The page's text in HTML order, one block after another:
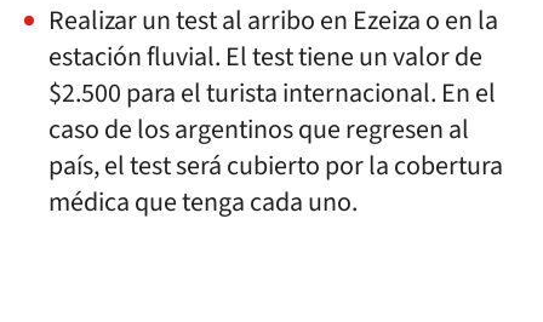
Realizar un test al arribo en Ezeiza o en la
estación fluvial. El test tiene un valor de
$2.500 para el turista internacional. En el
caso de los argentinos que regresen al
país, el test será cubierto por la cobertura
médica que tenga cada uno.